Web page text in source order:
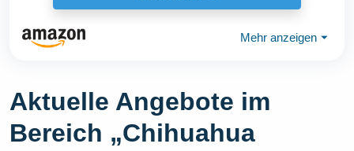
Mehr anzeigen ⏷
Aktuelle Angebote im
Bereich „Chihuahua